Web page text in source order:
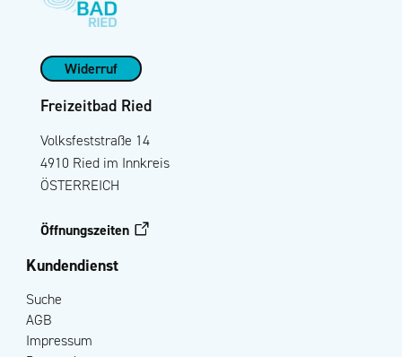
Widerruf
Freizeitbad Ried
Volksfeststraße 14
4910 Ried im Innkreis
ÖSTERREICH
Öffnungszeiten
Kundendienst
Suche
AGB
Impressum